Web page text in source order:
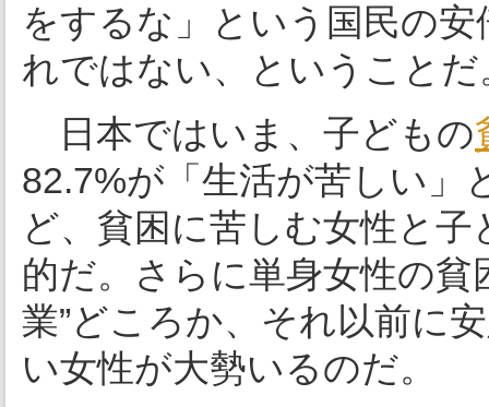
をするな」という国民の
れではない、ということだ
日本ではいま、子どもの
82.7%が「生活が苦しい」
ど、貧困に苦しむ女性と
的だ。さらに単身女性の貧
業”どころか、それ以前に
い女性が大勢いるのだ。